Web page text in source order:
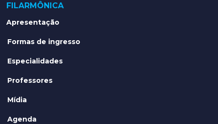
FILARMÔNICA
Apresentação
Formas de ingresso
Especialidades
Professores
Mídia
Agenda